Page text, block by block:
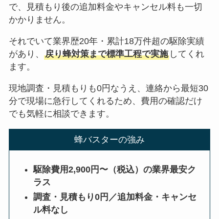
で、見積もり後の追加料金やキャンセル料も一切
かかりません。
それでいて業界歴20年・累計18万件超の駆除実績
があり、 戻り蜂対策まで標準工程で実施してくれ
ます。
現地調査・見積もりも0円なうえ、連絡から最短30
分で現場に急行してくれるため、費用の確認だけ
でも気軽に相談できます。
蜂バスターの強み
駆除費用2,900円〜（税込）の業界最安ク
ラス
調査・見積もり0円／追加料金・キャンセ
ル料なし